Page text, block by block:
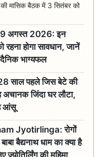
मासिक बैठक में 3 सितंबर को
अगस्त 2026: इन
रहना होगा सावधान, जानें
दैनिक भाग्यफल
साल पहले जिस बेटे की
अचानक जिंदा घर लौटा,
आंसू
Jyotirlinga: रोगों
बैद्यनाथ धाम का क्या है
की महिमा